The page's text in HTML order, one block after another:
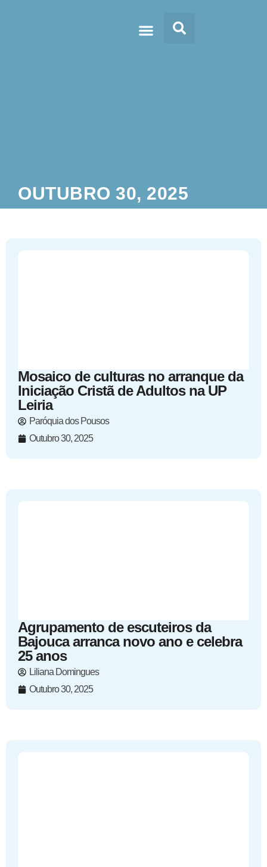
OUTUBRO 30, 2025
Mosaico de culturas no arranque da
Iniciação Cristã de Adultos na UP
Leiria
Paróquia dos Pousos
Outubro 30, 2025
Agrupamento de escuteiros da
Bajouca arranca novo ano e celebra
25 anos
Liliana Domingues
Outubro 30, 2025